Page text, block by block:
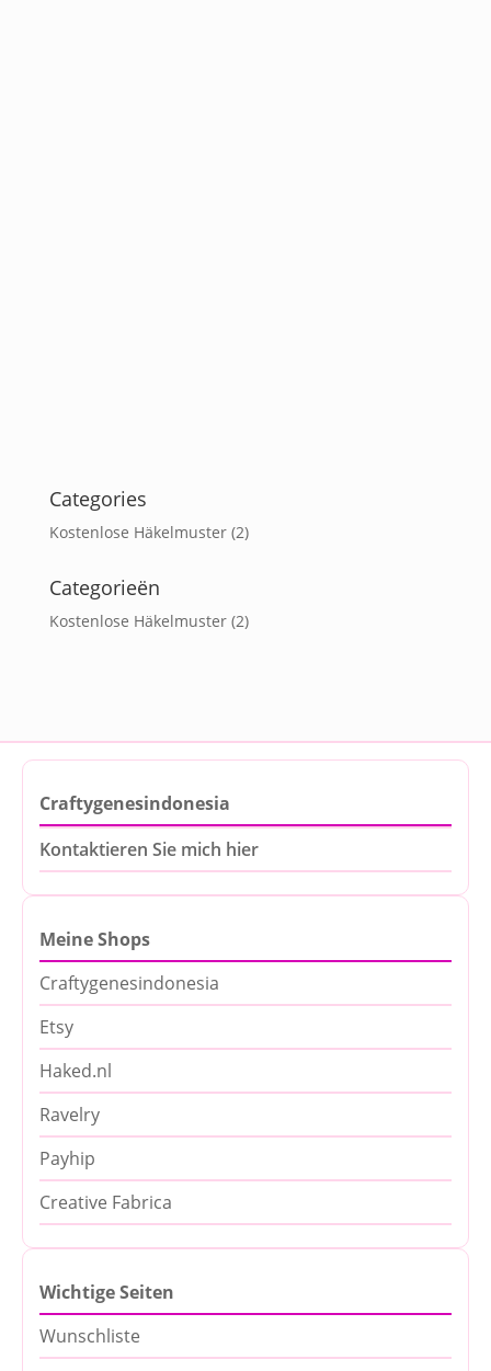
Categories
Kostenlose Häkelmuster(2)
Categorieën
Kostenlose Häkelmuster(2)
Craftygenesindonesia
Kontaktieren Sie mich hier
Meine Shops
Craftygenesindonesia
Etsy
Haked.nl
Ravelry
Payhip
Creative Fabrica
Wichtige Seiten
Wunschliste